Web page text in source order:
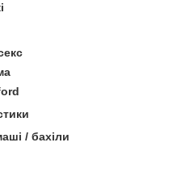
/ бахіли